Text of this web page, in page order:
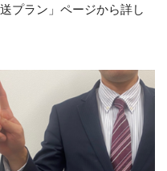
プラン」ページから詳し